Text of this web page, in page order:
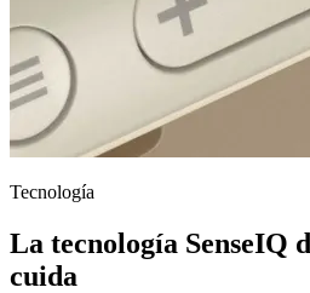
Tecnología
La tecnología SenseIQ
cuida